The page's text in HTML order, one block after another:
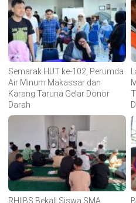
Semarak HUT ke-102, Perumda
Air Minum Makassar dan
Karang Taruna Gelar Donor
Darah
RHIIBS Bekali Siswa SMA